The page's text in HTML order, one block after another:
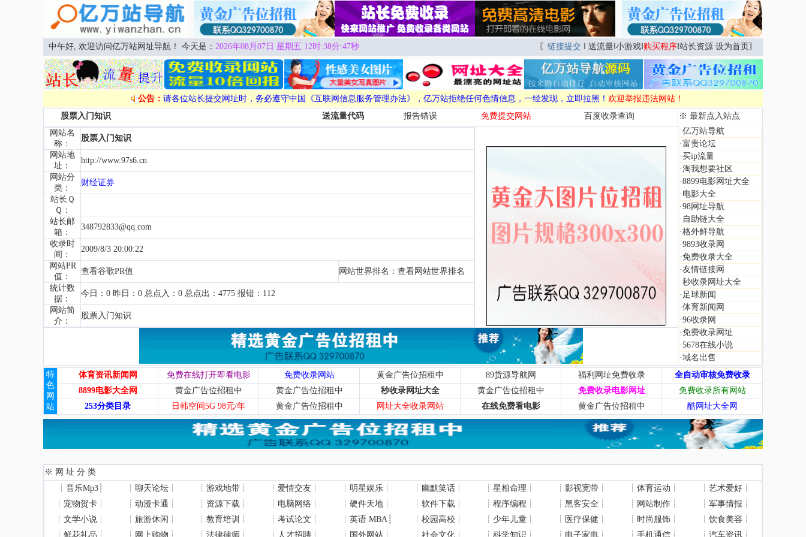
中午好, 欢迎访问亿万站网址导航！ 今天是： 2026年08月07日 星期五 12时:38分:48秒 〖 链接提交 送流量 小游戏 购买程序 站长资源 设为首页〗
公告： 请各位站长提交网址时，务必遵守中国《互联网信息服务管理办法》，亿万站拒绝任何色情信息，一经发现，立即拉黑！ 欢迎举报违法网站！
股票入门知识
送流量代码 报告错误 免费提交网站 百度收录查询
※ 最新点入站点
·亿万站导航
·富贵论坛
·买ip流量
·淘我想要社区
·8899电影网址大全
· 电影大全
·98网址导航
· 自助链大全
·格外鲜导航
·9893收录网
·免费收录大全
·友情链接网
·秒收录网址大全
· 足球新闻
·体育新闻网
·96收录网
·免费收录网址
·5678在线小说
·域名出售
网站名
称：
股票入门知识
网站地
址：
http://www.97s6.cn
网站分
类：
财经证券
站长Ｑ
Ｑ：
站长邮
箱：
348792833@qq.com
收录时
间：
2009/8/3 20:00:22
网站PR
值：
查看谷歌PR值 网站世界排名： 查看网站世界排名
统计数
据：
今日：0 昨日：0 总点入：0 总点出：4775 报错：112
网站简
介：
股票入门知识
特
色
网
站
体育资讯新闻网 免费在线打开即看电影 免费收录网站 黄金广告位招租中 89货源导航网 福利网址免费收录
全自动审核免费收录
8899电影大全网
黄金广告位招租中 黄金广告位招租中 秒收录网址大全 黄金广告位招租中 免费收录电影网址
免费收录所有网站
253分类目录
日韩空间5G 98元/年 黄金广告位招租中 网址大全收录网站 在线免费看电影 黄金广告位招租中 酷网址大全网
※ 网 址 分 类
┊ 音乐Mp3 ┊ ┊ 聊天论坛 ┊ ┊ 游戏地带 ┊ ┊ 爱情交友 ┊ ┊ 明星娱乐 ┊ ┊ 幽默笑话 ┊ ┊ 星相命理 ┊ ┊ 影视宽带┊ ┊ 体育运动 ┊ ┊ 艺术爱好┊
┊ 宠物贺卡 ┊ ┊ 动漫卡通 ┊ ┊ 资源下载 ┊ ┊ 电脑网络 ┊ ┊ 硬件天地 ┊ ┊ 软件下载 ┊ ┊ 程序编程 ┊ ┊ 黑客安全┊ ┊ 网站制作┊ ┊ 军事情报 ┊
┊ 文学小说 ┊ ┊ 旅游休闲 ┊ ┊ 教育培训 ┊ ┊ 考试论文 ┊ ┊ 英语 MBA┊ ┊ 校园高校 ┊ ┊ 少年儿童 ┊ ┊ 医疗保健 ┊ ┊ 时尚服饰┊ ┊ 饮食美容 ┊
┊ 鲜花礼品 ┊ ┊ 网上购物 ┊ ┊ 法律律师 ┊ ┊ 人才招聘 ┊ ┊ 国外网站 ┊ ┊ 社会文化 ┊ ┊ 科学知识 ┊ ┊ 电子家电┊ ┊ 手机通信┊ ┊ 汽车资讯┊